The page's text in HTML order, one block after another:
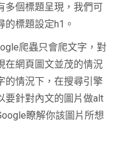
多個標題呈現，我們可
標題設定h1。
爬蟲只會爬文字，對
在網頁圖文並茂的情況
的情況下，在搜尋引擎
要針對內文的圖片做alt
瞭解你該圖片所想